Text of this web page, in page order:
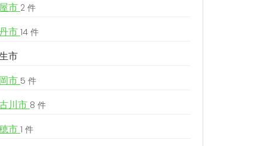
市 2 件
市 14 件
市
市 5 件
川市 8 件
市 1 件